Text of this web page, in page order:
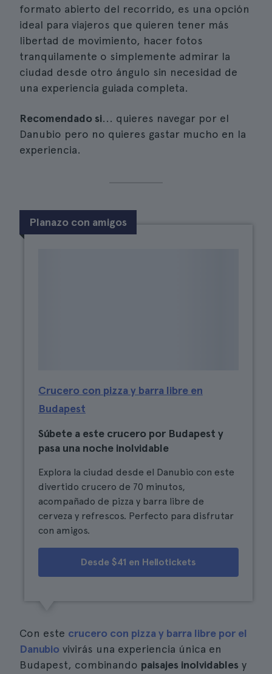
formato abierto del recorrido, es una opción
ideal para viajeros que quieren tener más
libertad de movimiento, hacer fotos
tranquilamente o simplemente admirar la
ciudad desde otro ángulo sin necesidad de
una experiencia guiada completa.
Recomendado si... quieres navegar por el
Danubio pero no quieres gastar mucho en la
experiencia.
Planazo con amigos
Crucero con pizza y barra libre en
Budapest
Súbete a este crucero por Budapest y
pasa una noche inolvidable
Explora la ciudad desde el Danubio con este
divertido crucero de 70 minutos,
acompañado de pizza y barra libre de
cerveza y refrescos. Perfecto para disfrutar
con amigos.
Desde $41 en Hellotickets
Con este crucero con pizza y barra libre por el
Danubio vivirás una experiencia única en
Budapest, combinando paisajes inolvidables y